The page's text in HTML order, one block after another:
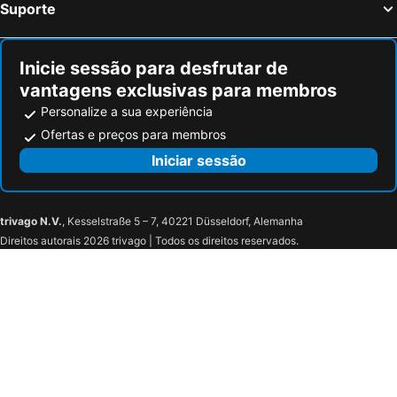
Marazul By Fitzgeralds
Aparthotel Mediterraneo
Apartamentos El Barrio
Hotel Plaza Cavana
Mena Plaza
Apartamentos Nerjaluna
Hostal Ana
Villas Nerja Y Frigiliana
Hotel Carabeo
Apartamentos Manuel Martin
Hotel Casablanca
Hotel Olas de Almuñécar
La Posada Morisca
Urban Beach Torrox Costa
Luxurious Carabeo 2000 1.3
La Tartana Hotel Boutique
Pinos Genil Hotéis na praia
Valle de Abdalajís Hotéis na praia
Canillas de Albaida Hotéis na praia
Suporte
Inicie sessão para desfrutar de
vantagens exclusivas para membros
Personalize a sua experiência
Ofertas e preços para membros
Iniciar sessão
trivago N.V., Kesselstraße 5 – 7, 40221 Düsseldorf, Alemanha
Direitos autorais 2026 trivago | Todos os direitos reservados.